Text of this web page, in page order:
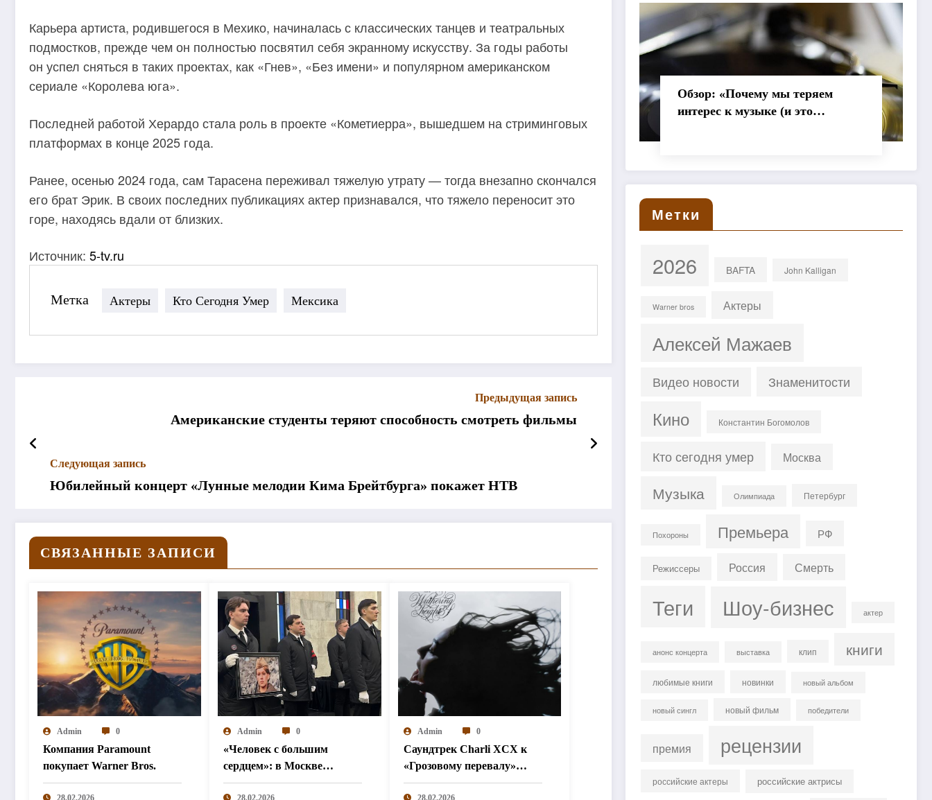
Карьера артиста, родившегося в Мехико, начиналась с классических танцев и театральных
подмостков, прежде чем он полностью посвятил себя экранному искусству. За годы работы
он успел сняться в таких проектах, как «Гнев», «Без имени» и популярном американском
сериале «Королева юга».
Последней работой Херардо стала роль в проекте «Кометиерра», вышедшем на стриминговых
платформах в конце 2025 года.
Ранее, осенью 2024 года, сам Тарасена переживал тяжелую утрату — тогда внезапно скончался
его брат Эрик. В своих последних публикациях актер признавался, что тяжело переносит это
горе, находясь вдали от близких.
Источник: 5-tv.ru
Метка Актеры Кто Сегодня Умер Мексика
Предыдущая запись
Американские студенты теряют способность смотреть фильмы
Следующая запись
Юбилейный концерт «Лунные мелодии Кима Брейтбурга» покажет НТВ
СВЯЗАННЫЕ ЗАПИСИ
Admin 0
Компания Paramount
покупает Warner Bros.
28.02.2026
Admin 0
«Человек с большим
сердцем»: в Москве
простились с Ириной
28.02.2026
Admin 0
Саундтрек Charli XCX к
«Грозовому перевалу»
занял первое место в чарте
28.02.2026
Обзор: «Почему мы теряем
интерес к музыке (и это
Метки
2026 BAFTA John Kalligan
Warner bros Актеры
Алексей Мажаев
Видео новости Знаменитости
Кино Константин Богомолов
Кто сегодня умер Москва
Музыка Олимпиада Петербург
Похороны Премьера РФ
Режиссеры Россия Смерть
Теги Шоу-бизнес актер
анонс концерта выставка клип книги
любимые книги новинки новый альбом
новый сингл новый фильм победители
премия рецензии
российские актеры российские актрисы